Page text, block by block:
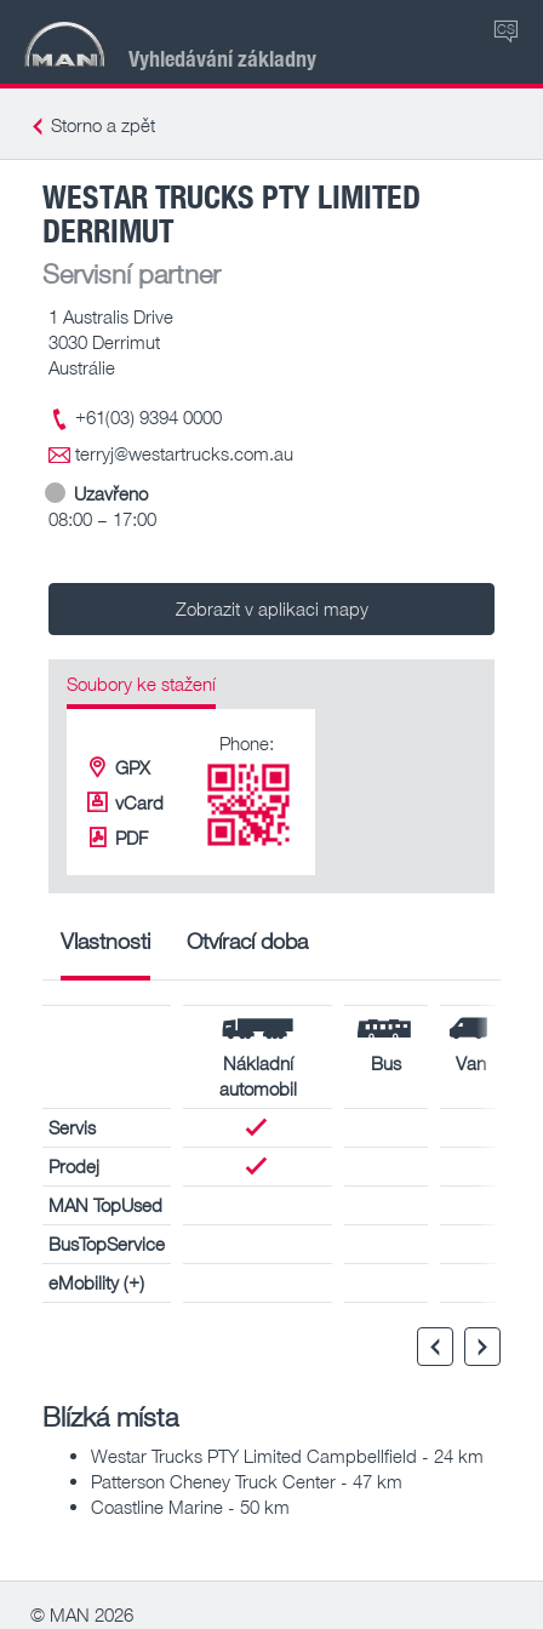
Vyhledávání základny
CS
Storno a zpět
WESTAR TRUCKS PTY LIMITED
DERRIMUT
Servisní partner
1 Australis Drive
3030 Derrimut
Austrálie
+61(03) 9394 0000
terryj@westartrucks.com.au
Uzavřeno
08:00 – 17:00
Zobrazit v aplikaci mapy
Soubory ke stažení
GPX
vCard
PDF
Phone:
Vlastnosti Otvírací doba
Nákladní
automobil
Bus Van
Servis
Prodej
MAN TopUsed
BusTopService
eMobility (+)
Blízká místa
Westar Trucks PTY Limited Campbellfield - 24 km
Patterson Cheney Truck Center - 47 km
Coastline Marine - 50 km
© MAN 2026